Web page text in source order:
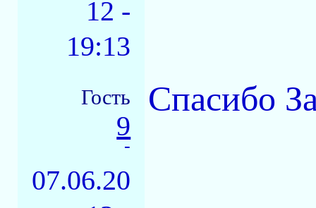
12 -
19:13
Гость
9
-
07.06.20
Спасибо